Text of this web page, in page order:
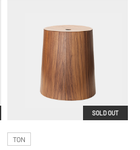
SOLD OUT
TON